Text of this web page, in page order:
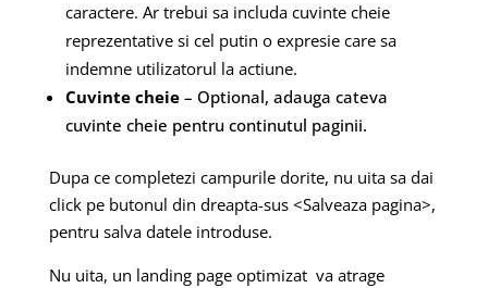
caractere. Ar trebui sa includa cuvinte cheie
reprezentative si cel putin o expresie care sa
indemne utilizatorul la actiune.
Cuvinte cheie– Optional, adauga cateva
cuvinte cheie pentru continutul paginii.
Dupa ce completezi campurile dorite, nu uita sa dai
click pe butonul din dreapta-sus <Salveaza pagina>,
pentru salva datele introduse.
Nu uita, un landing page optimizat va atrage